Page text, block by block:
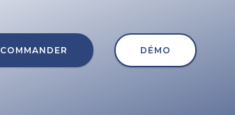
COMMANDER DÉMO